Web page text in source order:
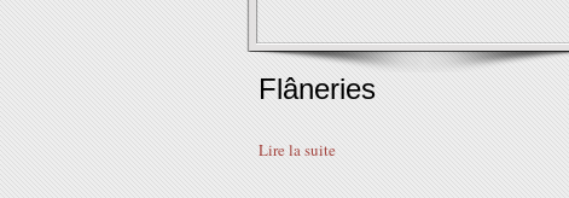
Flâneries
Lire la suite